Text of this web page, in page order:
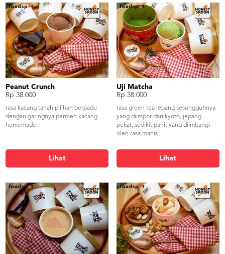
Peanut Crunch
Rp 38.000
rasa kacang tanah pilihan berpadu
dengan garingnya permen kacang
homemade
Lihat
Uji Matcha
Rp 38.000
rasa green tea jepang sesungguhnya
yang diimpor dari kyoto, jepang.
pekat, sedikit pahit yang diimbangi
oleh rasa manis
Lihat